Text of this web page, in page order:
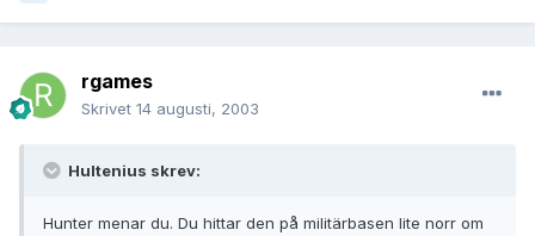
rgames
Skrivet 14 augusti, 2003
Hultenius skrev:
Hunter menar du. Du hittar den på militärbasen lite norr om